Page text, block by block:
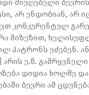
მიუღებელი
არ ენდობიან, არ
კონკურენტულ
მიზეზით,
პატრონს ეძებენ.
არის ე.წ.
დიდია ხოლმე
ბევრი ამ